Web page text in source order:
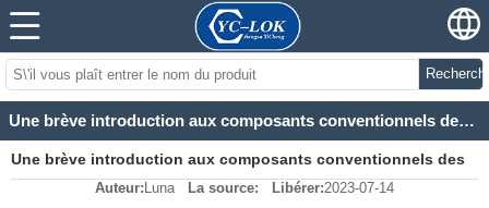
Une brève introduction aux composants conventionnels des connecteurs rapides
Une brève introduction aux composants conventionnels des
connecteurs rapides
Auteur: Luna La source: Libérer:2023-07-14